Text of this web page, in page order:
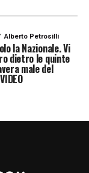
Alberto Petrosilli
la Nazionale. Vi
dietro le quinte
male del